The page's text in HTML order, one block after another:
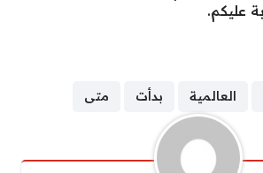
عليكم.
العالمية بدأت متى